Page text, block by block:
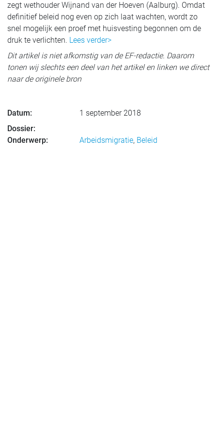
zegt wethouder Wijnand van der Hoeven (Aalburg). Omdat
definitief beleid nog even op zich laat wachten, wordt zo
snel mogelijk een proef met huisvesting begonnen om de
druk te verlichten. Lees verder>
Dit artikel is niet afkomstig van de EF-redactie. Daarom
tonen wij slechts een deel van het artikel en linken we direct
naar de originele bron
Datum:
1 september 2018
Dossier:
Onderwerp:
Arbeidsmigratie, Beleid